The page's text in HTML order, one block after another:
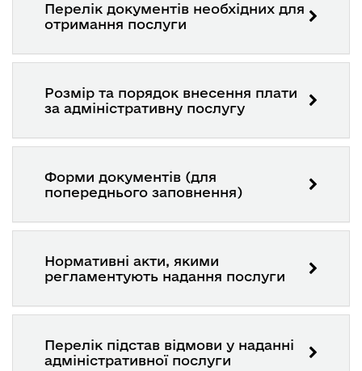
Перелік документів необхідних для
отримання послуги
Розмір та порядок внесення плати
за адміністративну послугу
Форми документів (для
попереднього заповнення)
Нормативні акти, якими
регламентують надання послуги
Перелік підстав відмови у наданні
адміністративної послуги